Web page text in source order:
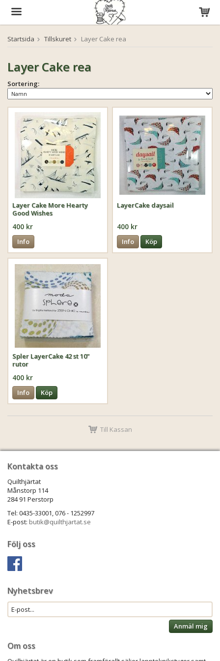
Produkten har blivit tillagd i varukorgen
Startsida Tillskuret Layer Cake rea
Layer Cake rea
Sortering:
Layer Cake More Hearty
Good Wishes
400 kr
Info
LayerCake daysail
400 kr
Info Köp
Spler LayerCake 42 st 10”
rutor
400 kr
Info Köp
Till Kassan
Kontakta oss
Quilthjärtat
Månstorp 114
284 91 Perstorp
Tel: 0435-33001, 076 - 1252997
E-post: butik@quilthjartat.se
Följ oss
Nyhetsbrev
Anmäl mig
Om oss